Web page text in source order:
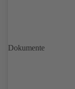
Dokumente